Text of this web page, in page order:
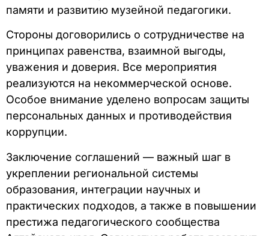
памяти и развитию музейной педагогики.
Стороны договорились о сотрудничестве на
принципах равенства, взаимной выгоды,
уважения и доверия. Все мероприятия
реализуются на некоммерческой основе.
Особое внимание уделено вопросам защиты
персональных данных и противодействия
коррупции.
Заключение соглашений — важный шаг в
укреплении региональной системы
образования, интеграции научных и
практических подходов, а также в повышении
престижа педагогического сообщества